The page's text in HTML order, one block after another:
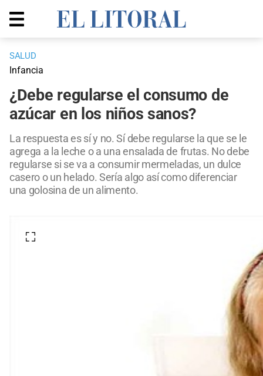
SALUD
Infancia
¿Debe regularse el consumo de
azúcar en los niños sanos?
La respuesta es sí y no. Sí debe regularse la que se le
agrega a la leche o a una ensalada de frutas. No debe
regularse si se va a consumir mermeladas, un dulce
casero o un helado. Sería algo así como diferenciar
una golosina de un alimento.